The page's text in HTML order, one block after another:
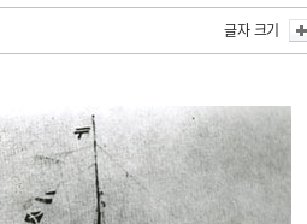
글자 크기